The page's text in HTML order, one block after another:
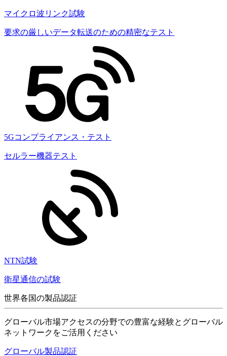
マイクロ波リンク試験
要求の厳しいデータ転送のための精密なテスト
5Gコンプライアンス・テスト
セルラー機器テスト
NTN試験
衛星通信の試験
世界各国の製品認証
グローバル市場アクセスの分野での豊富な経験とグローバル
ネットワークをご活用ください
グローバル製品認証